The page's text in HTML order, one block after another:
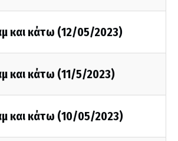
και κάτω (12/05/2023)
και κάτω (11/5/2023)
και κάτω (10/05/2023)